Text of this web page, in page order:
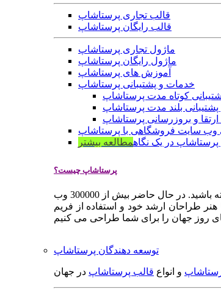
قالب تجاری پرستاشاپ
قالب رایگان پرستاشاپ
ماژول تجاری پرستاشاپ
ماژول رایگان پرستاشاپ
آموزش های پرستاشاپ
خدمات و پشتیبانی پرستاشاپ
کوتاه مدت پرستاشاپ
بلند مدت پرستاشاپ
و بروزرسانی پرستاشاپ
سایت فروشگاهی با پرستاشاپ
در یک نگاهمطالعه بیشتر
پرستاشاپ چیست؟
پرستاشاپ یک سیستم مدیریت وب سایت / فروشگاه آنلاین اپن سورس است که به شما کمک می کند به سرعت یک وب سایت فروشگاهی / شرکتی داشته باشید. در حال حاضر بیش از 300000 وب
طراحان ارشد خود و استفاده از فریم
توسعه دهندگان پرستاشاپ
و انواع قالب پرستاشاپ در جهان